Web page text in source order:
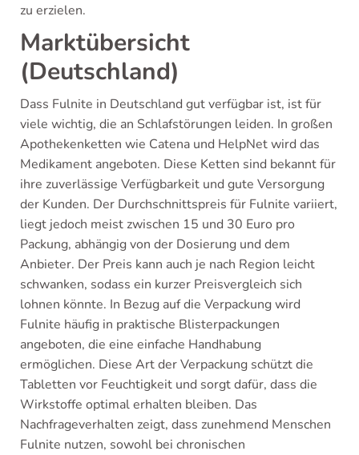
zu erzielen.
Marktübersicht
(Deutschland)
Dass Fulnite in Deutschland gut verfügbar ist, ist für
viele wichtig, die an Schlafstörungen leiden. In großen
Apothekenketten wie Catena und HelpNet wird das
Medikament angeboten. Diese Ketten sind bekannt für
ihre zuverlässige Verfügbarkeit und gute Versorgung
der Kunden. Der Durchschnittspreis für Fulnite variiert,
liegt jedoch meist zwischen 15 und 30 Euro pro
Packung, abhängig von der Dosierung und dem
Anbieter. Der Preis kann auch je nach Region leicht
schwanken, sodass ein kurzer Preisvergleich sich
lohnen könnte. In Bezug auf die Verpackung wird
Fulnite häufig in praktische Blisterpackungen
angeboten, die eine einfache Handhabung
ermöglichen. Diese Art der Verpackung schützt die
Tabletten vor Feuchtigkeit und sorgt dafür, dass die
Wirkstoffe optimal erhalten bleiben. Das
Nachfrageverhalten zeigt, dass zunehmend Menschen
Fulnite nutzen, sowohl bei chronischen